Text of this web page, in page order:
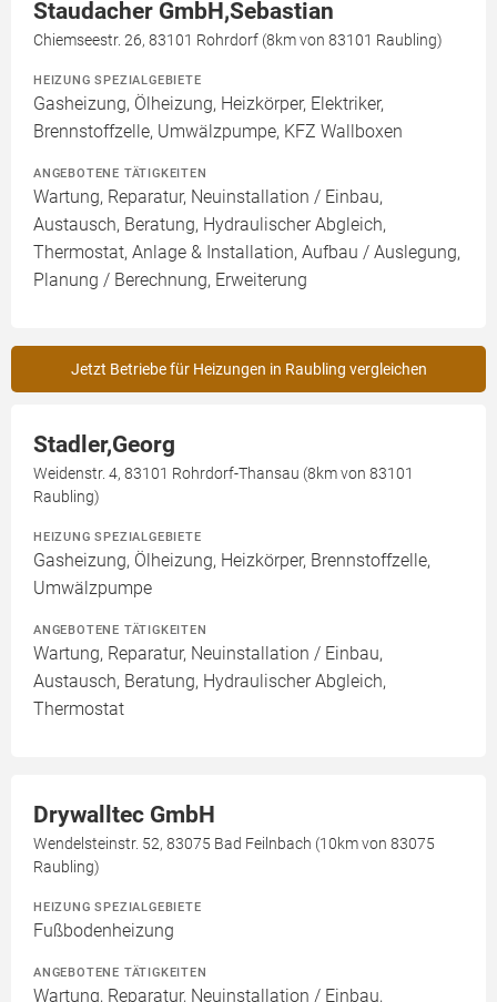
Staudacher GmbH,Sebastian
Chiemseestr. 26, 83101 Rohrdorf (8km von 83101 Raubling)
HEIZUNG SPEZIALGEBIETE
Gasheizung, Ölheizung, Heizkörper, Elektriker,
Brennstoffzelle, Umwälzpumpe, KFZ Wallboxen
ANGEBOTENE TÄTIGKEITEN
Wartung, Reparatur, Neuinstallation / Einbau,
Austausch, Beratung, Hydraulischer Abgleich,
Thermostat, Anlage & Installation, Aufbau / Auslegung,
Planung / Berechnung, Erweiterung
Jetzt Betriebe für Heizungen in Raubling vergleichen
Stadler,Georg
Weidenstr. 4, 83101 Rohrdorf-Thansau (8km von 83101
Raubling)
HEIZUNG SPEZIALGEBIETE
Gasheizung, Ölheizung, Heizkörper, Brennstoffzelle,
Umwälzpumpe
ANGEBOTENE TÄTIGKEITEN
Wartung, Reparatur, Neuinstallation / Einbau,
Austausch, Beratung, Hydraulischer Abgleich,
Thermostat
Drywalltec GmbH
Wendelsteinstr. 52, 83075 Bad Feilnbach (10km von 83075
Raubling)
HEIZUNG SPEZIALGEBIETE
Fußbodenheizung
ANGEBOTENE TÄTIGKEITEN
Wartung, Reparatur, Neuinstallation / Einbau,